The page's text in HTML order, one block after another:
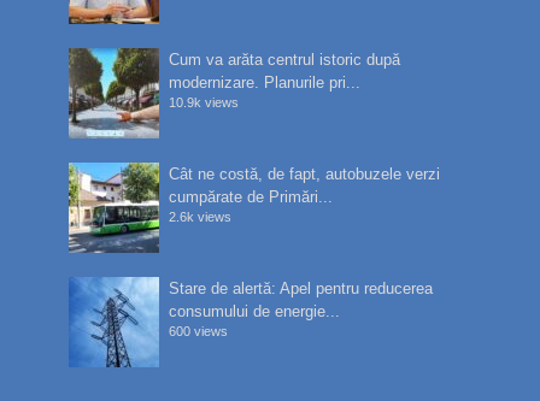
Cum va arăta centrul istoric după
modernizare. Planurile pri...
10.9k views
Cât ne costă, de fapt, autobuzele verzi
cumpărate de Primări...
2.6k views
Stare de alertă: Apel pentru reducerea
consumului de energie...
600 views